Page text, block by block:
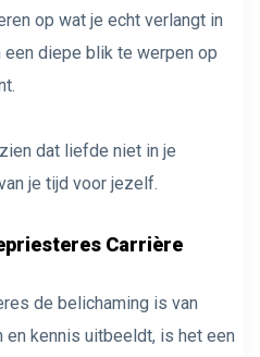
op wat je echt verlangt in
diepe blik te werpen op
dat liefde niet in je
je tijd voor jezelf.
Carrière
de belichaming is van
kennis uitbeeldt, is het een